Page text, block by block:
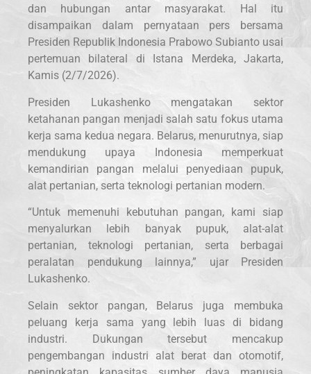
dan hubungan antar masyarakat. Hal itu
disampaikan dalam pernyataan pers bersama
Presiden Republik Indonesia Prabowo Subianto usai
pertemuan bilateral di Istana Merdeka, Jakarta,
Kamis (2/7/2026).
Presiden Lukashenko mengatakan sektor
ketahanan pangan menjadi salah satu fokus utama
kerja sama kedua negara. Belarus, menurutnya, siap
mendukung upaya Indonesia memperkuat
kemandirian pangan melalui penyediaan pupuk,
alat pertanian, serta teknologi pertanian modern.
“Untuk memenuhi kebutuhan pangan, kami siap
menyalurkan lebih banyak pupuk, alat-alat
pertanian, teknologi pertanian, serta berbagai
peralatan pendukung lainnya,” ujar Presiden
Lukashenko.
Selain sektor pangan, Belarus juga membuka
peluang kerja sama yang lebih luas di bidang
industri. Dukungan tersebut mencakup
pengembangan industri alat berat dan otomotif,